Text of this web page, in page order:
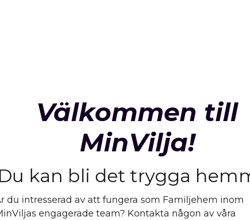
Välkommen till
MinVilja!
Du kan bli det trygga
du intresserad av att fungera som Familjehem inom
engagerade team? Kontakta någon av våra